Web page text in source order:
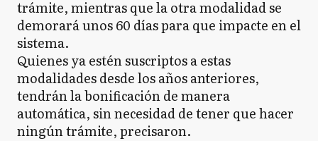
trámite, mientras que la otra modalidad se
demorará unos 60 días para que impacte en el
sistema.
Quienes ya estén suscriptos a estas
modalidades desde los años anteriores,
tendrán la bonificación de manera
automática, sin necesidad de tener que hacer
ningún trámite, precisaron.